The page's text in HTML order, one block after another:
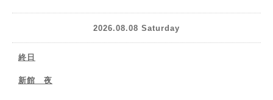
2026.08.08 Saturday
終日
新館 夜